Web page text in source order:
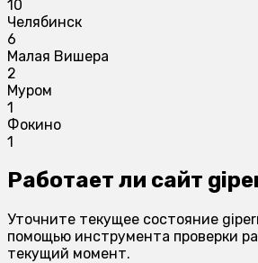
10
Челябинск
6
Малая Вишера
2
Муром
1
Фокино
1
Работает ли сайт
Уточните текущее состояние
помощью инструмента проверки
текущий момент.